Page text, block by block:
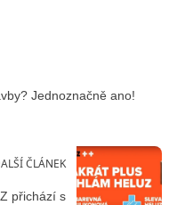
Jednoznačně ano!
ČLÁNEK
přichází s